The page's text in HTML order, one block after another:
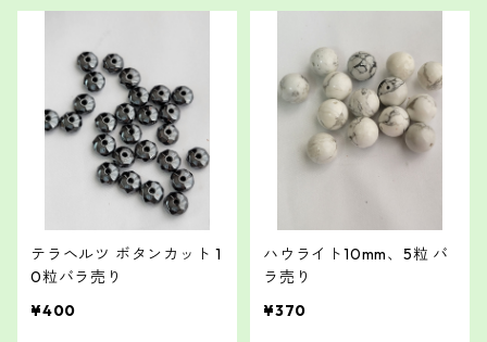
テラヘルツ ボタンカット 1
0粒バラ売り
¥400
ハウライト10mm、5粒 バ
ラ売り
¥370